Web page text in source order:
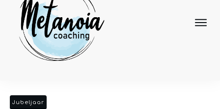
Jubeljaar